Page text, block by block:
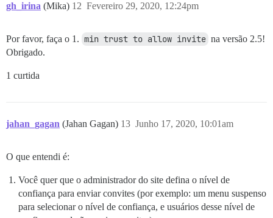
gh_irina (Mika) Fevereiro 29, 2020, 12:24pm
12
Por favor, faça o 1. min trust to allow invite na versão 2.5!
Obrigado.
1 curtida
jahan_gagan (Jahan Gagan) Junho 17, 2020, 10:01am
13
O que entendi é:
Você quer que o administrador do site defina o nível de
confiança para enviar convites (por exemplo: um menu suspenso
para selecionar o nível de confiança, e usuários desse nível de